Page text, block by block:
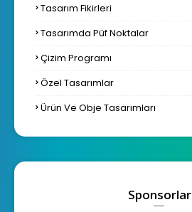
Tasarım Fikirleri
Tasarımda Püf Noktalar
Çizim Programı
Özel Tasarımlar
Ürün Ve Obje Tasarımları
Sponsorlar